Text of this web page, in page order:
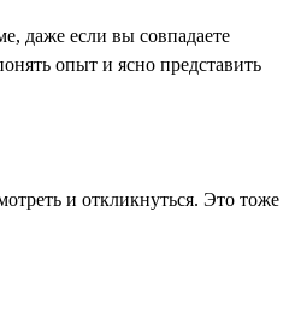
даже если вы совпадаете
опыт и ясно представить
и откликнуться. Это тоже